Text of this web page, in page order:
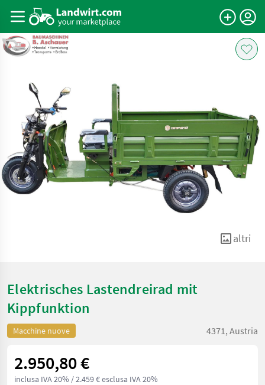
altri
Elektrisches Lastendreirad mit
Kippfunktion
Macchine nuove 4371, Austria
2.950,80 €
inclusa IVA 20% / 2.459 € esclusa IVA 20%